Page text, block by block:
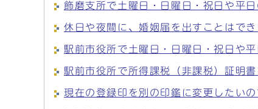
飾磨支所で土曜日・日曜日・祝日や平
休日や夜間に、婚姻届を出すことはでき
駅前市役所で土曜日・日曜日・祝日や
駅前市役所で所得課税（非課税）証明
現在の登録印を別の印鑑に変更したいの